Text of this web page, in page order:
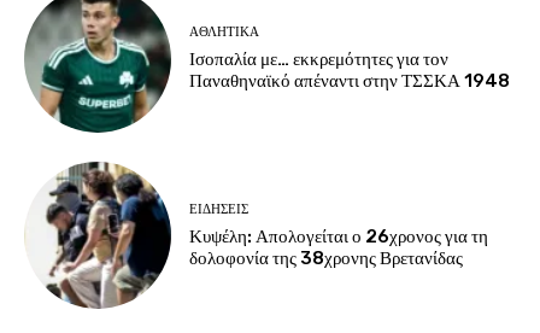
ΑΘΛΗΤΙΚΑ
Ισοπαλία με… εκκρεμότητες για τον
Παναθηναϊκό απέναντι στην ΤΣΣΚΑ 1948
ΕΙΔΗΣΕΙΣ
Κυψέλη: Απολογείται ο 26χρονος για τη
δολοφονία της 38χρονης Βρετανίδας